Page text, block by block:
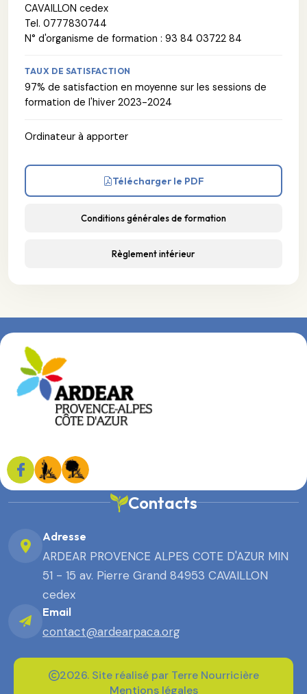
CAVAILLON cedex
Tel. 0777830744
N° d'organisme de formation : 93 84 03722 84
TAUX DE SATISFACTION
97% de satisfaction en moyenne sur les sessions de
formation de l'hiver 2023-2024
Ordinateur à apporter
Télécharger le PDF
Conditions générales de formation
Règlement intérieur
Contacts
Adresse
ARDEAR PROVENCE ALPES COTE D'AZUR MIN
51 - 15 av. Pierre Grand 84953 CAVAILLON
cedex
Email
contact@ardearpaca.org
2026. Site réalisé par Terre Nourricière
Mentions légales